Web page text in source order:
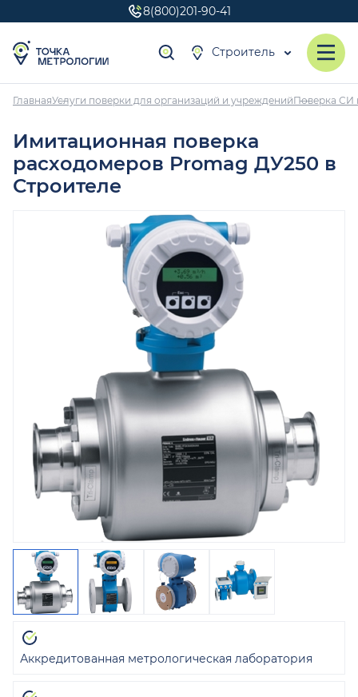
8(800)201-90-41
Строитель
ГлавнаяУслуги поверки для организаций и учрежденийПоверка СИ
Имитационная поверка
расходомеров Promag ДУ250 в
Строителе
Аккредитованная метрологическая лаборатория